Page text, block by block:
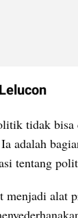
tidak bisa
adalah
tentang
menjadi alat